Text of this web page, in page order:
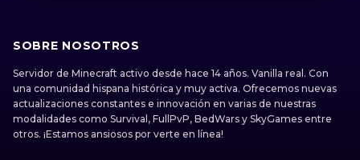
SOBRE NOSOTROS
Servidor de Minecraft activo desde hace 14 años. Vanilla real. Con
una comunidad hispana histórica y muy activa. Ofrecemos nuevas
actualizaciones constantes e innovación en varias de nuestras
modalidades como Survival, FullPvP, BedWars y SkyGames entre
otros. ¡Estamos ansiosos por verte en línea!